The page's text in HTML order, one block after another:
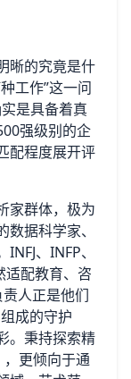
晰的究竟是什
工作”这一问
是具备着真
强级别的企
配程度展开评
家群体，极为
据科学家、
、INFP、
适配教育、咨
人正是他们
组成的守护
。秉持探索精
，更倾向于通